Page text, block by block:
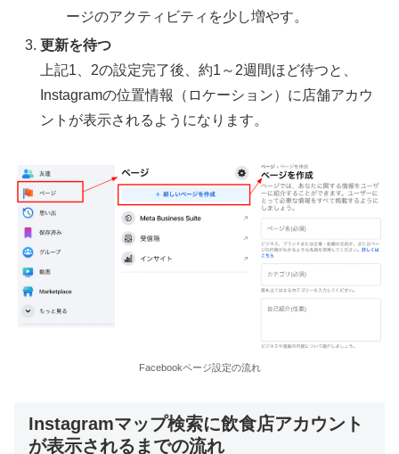
ージのアクティビティを少し増やす。
更新を待つ
上記1、2の設定完了後、約1～2週間ほど待つと、
Instagramの位置情報（ロケーション）に店舗アカウ
ントが表示されるようになります。
Facebookページ設定の流れ
Instagramマップ検索に飲食店アカウント
が表示されるまでの流れ